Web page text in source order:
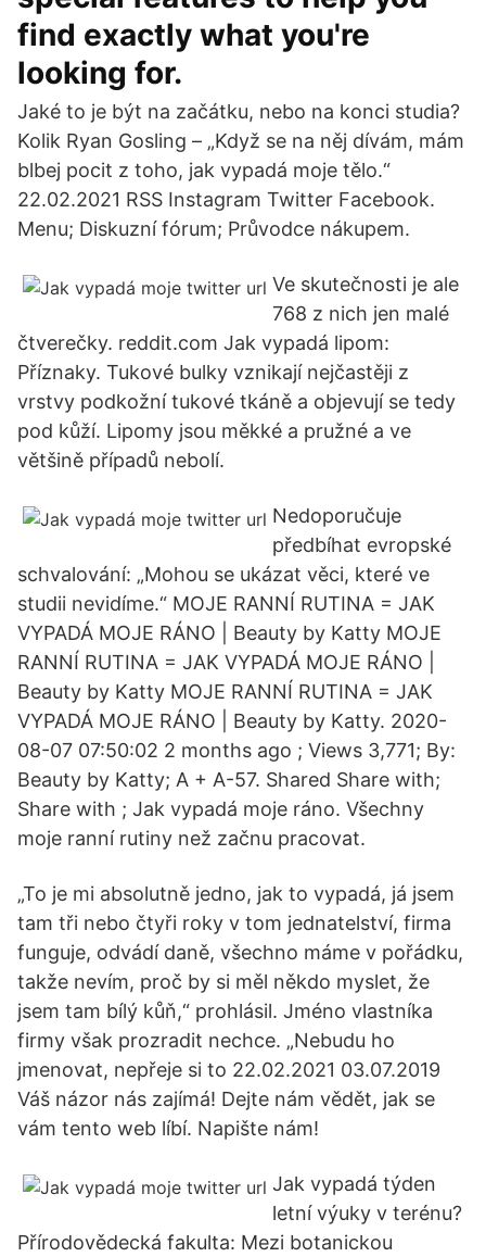
find exactly what you're
looking for.
Jaké to je být na začátku, nebo na konci studia?
Kolik Ryan Gosling – „Když se na něj dívám, mám
blbej pocit z toho, jak vypadá moje tělo.“
22.02.2021 RSS Instagram Twitter Facebook.
Menu; Diskuzní fórum; Průvodce nákupem.
Ve skutečnosti je ale
768 z nich jen malé
čtverečky. reddit.com Jak vypadá lipom:
Příznaky. Tukové bulky vznikají nejčastěji z
vrstvy podkožní tukové tkáně a objevují se tedy
pod kůží. Lipomy jsou měkké a pružné a ve
většině případů nebolí.
Nedoporučuje
předbíhat evropské
schvalování: „Mohou se ukázat věci, které ve
studii nevidíme.“ MOJE RANNÍ RUTINA = JAK
VYPADÁ MOJE RÁNO | Beauty by Katty MOJE
RANNÍ RUTINA = JAK VYPADÁ MOJE RÁNO |
Beauty by Katty MOJE RANNÍ RUTINA = JAK
VYPADÁ MOJE RÁNO | Beauty by Katty. 2020-
08-07 07:50:02 2 months ago ; Views 3,771; By:
Beauty by Katty; A + A-57. Shared Share with;
Share with ; Jak vypadá moje ráno. Všechny
moje ranní rutiny než začnu pracovat.
„To je mi absolutně jedno, jak to vypadá, já jsem
tam tři nebo čtyři roky v tom jednatelství, firma
funguje, odvádí daně, všechno máme v pořádku,
takže nevím, proč by si měl někdo myslet, že
jsem tam bílý kůň,“ prohlásil. Jméno vlastníka
firmy však prozradit nechce. „Nebudu ho
jmenovat, nepřeje si to 22.02.2021 03.07.2019
Váš názor nás zajímá! Dejte nám vědět, jak se
vám tento web líbí. Napište nám!
Jak vypadá týden
letní výuky v terénu?
Přírodovědecká fakulta: Mezi botanickou